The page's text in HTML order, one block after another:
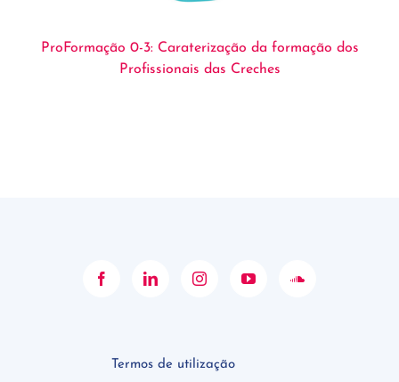
ProFormação 0-3: Caraterização da formação dos
Profissionais das Creches
Termos de utilização